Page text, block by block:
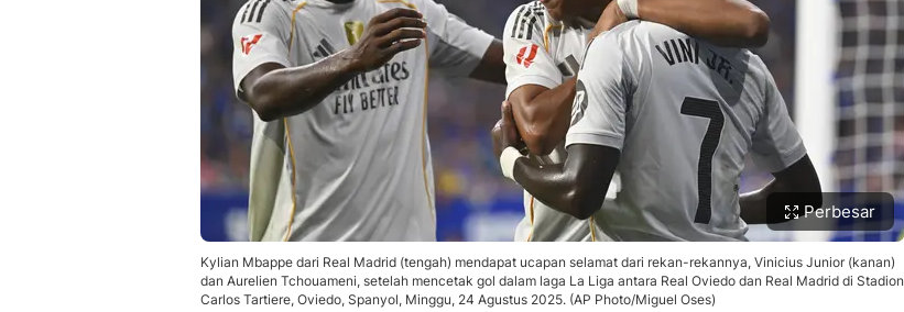
Perbesar
Kylian Mbappe dari Real Madrid (tengah) mendapat ucapan selamat dari rekan-rekannya, Vinicius Junior (kanan)
dan Aurelien Tchouameni, setelah mencetak gol dalam laga La Liga antara Real Oviedo dan Real Madrid di Stadion
Carlos Tartiere, Oviedo, Spanyol, Minggu, 24 Agustus 2025. (AP Photo/Miguel Oses)